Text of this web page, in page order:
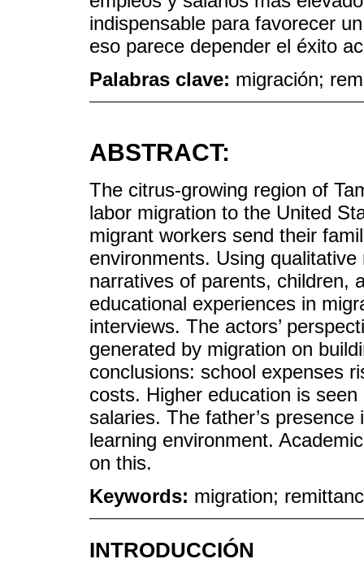
indispensable para favorecer
eso parece depender el éxito
Palabras clave: migración;
ABSTRACT:
The citrus-growing region of
labor migration to the United
migrant workers send their
environments. Using
narratives of parents, children,
educational experiences in
interviews. The actors’
generated by migration on
conclusions: school expenses
costs. Higher education is
salaries. The father’s
learning environment.
on this.
Keywords: migration;
INTRODUCCIÓN